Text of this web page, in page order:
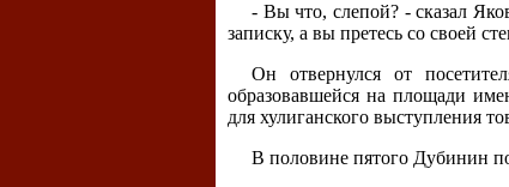
- Вы что, слепой? - сказал
записку, а вы претесь со своей
Он отвернулся от
образовавшейся на площади
для хулиганского выступления
В половине пятого Дубинин